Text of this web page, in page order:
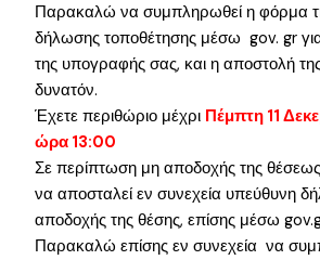
Παρακαλώ να συμπληρωθεί η φόρμα
δήλωσης τοποθέτησης μέσω gov. gr
της υπογραφής σας, και η αποστολή
δυνατόν.
Έχετε περιθώριο μέχρι Πέμπτη 11
ώρα 13:00
Σε περίπτωση μη αποδοχής της
να αποσταλεί εν συνεχεία υπεύθυνη
αποδοχής της θέσης, επίσης μέσω
Παρακαλώ επίσης εν συνεχεία να